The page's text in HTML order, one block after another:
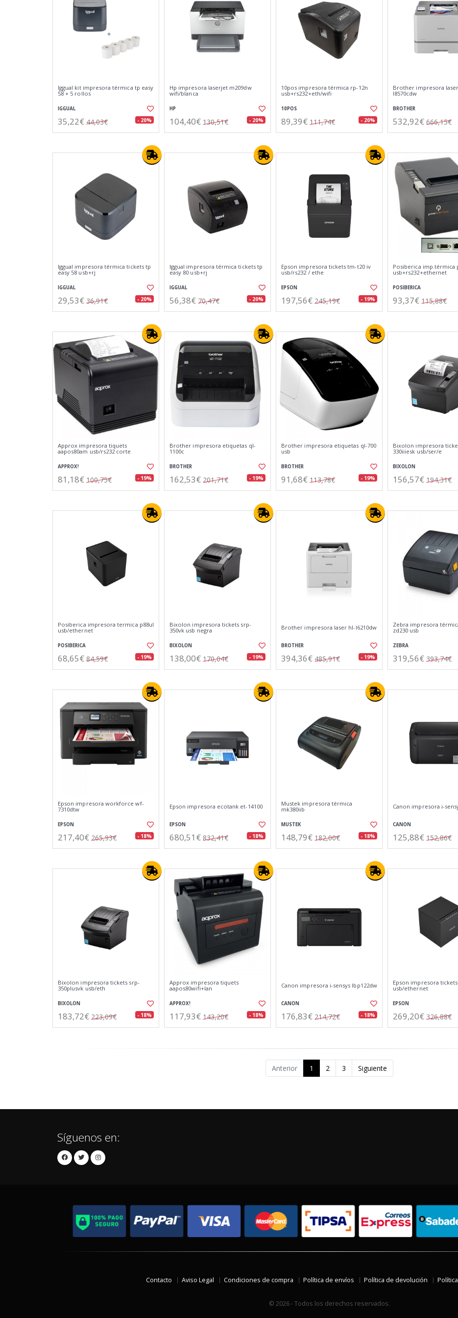
Iggual kit impresora térmica tp easy
58 + 5 rollos
IGGUAL
35,22€ 44,03€ - 20%
Hp impresora laserjet m209dw
wifi/blanca
HP
104,40€ 130,51€ - 20%
10pos impresora térmica rp-12n
usb+rs232+eth/wifi
10POS
89,39€ 111,74€ - 20%
Brother impresora
l8570cdw
BROTHER
532,92€ 666,15€
Iggual impresora térmica tickets tp
easy 58 usb+rj
IGGUAL
29,53€ 36,91€ - 20%
Iggual impresora térmica tickets tp
easy 80 usb+rj
IGGUAL
56,38€ 70,47€ - 20%
Epson impresora tickets tm-t20 iv
usb/rs232 / ethe
EPSON
197,56€ 245,19€ - 19%
Posiberica imp.térmica
usb+rs232+ethernet
POSIBERICA
93,37€ 115,88€
Approx impresora tiquets
aapos80am usb/rs232 corte
APPROX!
81,18€ 100,75€ - 19%
Brother impresora etiquetas ql-
1100c
BROTHER
162,53€ 201,71€ - 19%
Brother impresora etiquetas ql-700
usb
BROTHER
91,68€ 113,78€ - 19%
Bixolon impresora
330iiiesk usb/ser/e
BIXOLON
156,57€ 194,31€
Posiberica impresora termica p88ul
usb/ethernet
POSIBERICA
68,65€ 84,59€ - 19%
Bixolon impresora tickets srp-
350vk usb negra
BIXOLON
138,00€ 170,04€ - 19%
Brother impresora laser hl-l6210dw
BROTHER
394,36€ 485,91€ - 19%
Zebra impresora
zd230 usb
ZEBRA
319,56€ 393,74€
Epson impresora workforce wf-
7310dtw
EPSON
217,40€ 265,93€ - 18%
Epson impresora ecotank et-14100
EPSON
680,51€ 832,41€ - 18%
Mustek impresora térmica
mk380iib
MUSTEK
148,79€ 182,00€ - 18%
Canon impresora i-
CANON
125,88€ 152,86€
Bixolon impresora tickets srp-
350plusvk usb/eth
BIXOLON
183,72€ 223,09€ - 18%
Approx impresora tiquets
aapos80wifi+lan
APPROX!
117,93€ 143,20€ - 18%
Canon impresora i-sensys lbp122dw
CANON
176,83€ 214,72€ - 18%
Epson impresora
usb/ethernet
EPSON
269,20€ 326,88€
Anterior 1 2 3 Siguiente
Síguenos en:
Contacto Aviso Legal Condiciones de compra Política de envíos Política de devolución
© 2026 - Todos los derechos reservados.